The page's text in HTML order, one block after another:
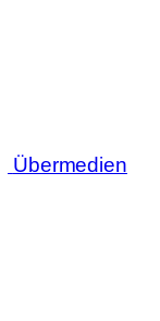
Übermedien